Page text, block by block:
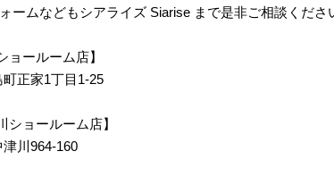
ームなどもシアライズ Siarise まで是非ご相談くださ
ールーム店】
正家1丁目1-25
ョールーム店】
川964-160